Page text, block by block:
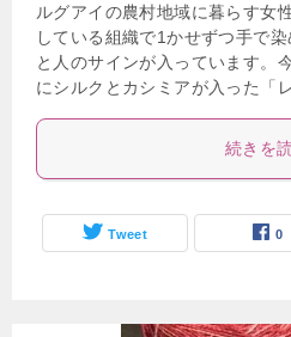
ルグアイの農村地域に暮らす女
している組織で1かせずつ手で
と人のサインが入っています。
にシルクとカシミアが入った「
続きを
Tweet 0